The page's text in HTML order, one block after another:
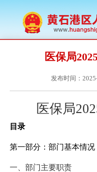
医保局
发布时间：
医保局
目录
第一部分：部门基本情况
一、 部门主要职责